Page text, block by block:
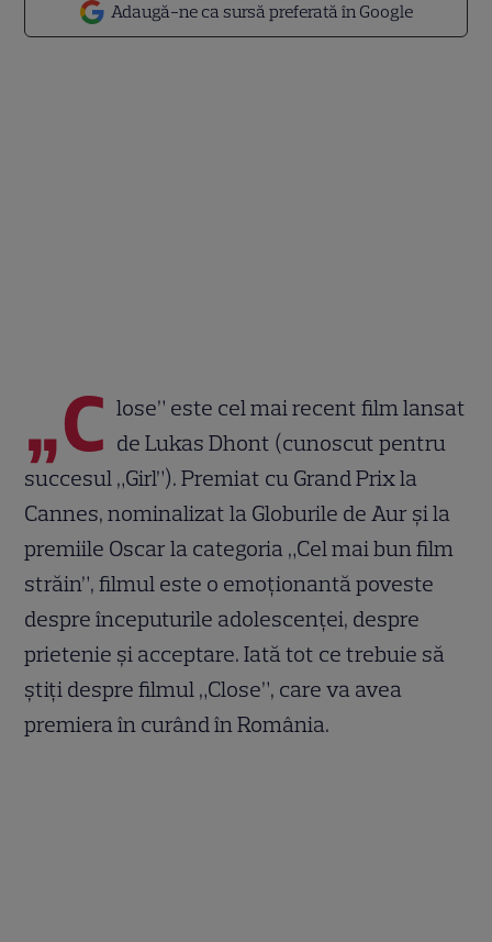
Adaugă-ne ca sursă preferată în Google
„C lose” este cel mai recent film lansat
de Lukas Dhont (cunoscut pentru
succesul „Girl”). Premiat cu Grand Prix la
Cannes, nominalizat la Globurile de Aur și la
premiile Oscar la categoria „Cel mai bun film
străin”, filmul este o emoționantă poveste
despre începuturile adolescenței, despre
prietenie și acceptare. Iată tot ce trebuie să
știți despre filmul „Close”, care va avea
premiera în curând în România.